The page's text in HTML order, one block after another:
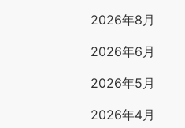
2026年8月
2026年6月
2026年5月
2026年4月